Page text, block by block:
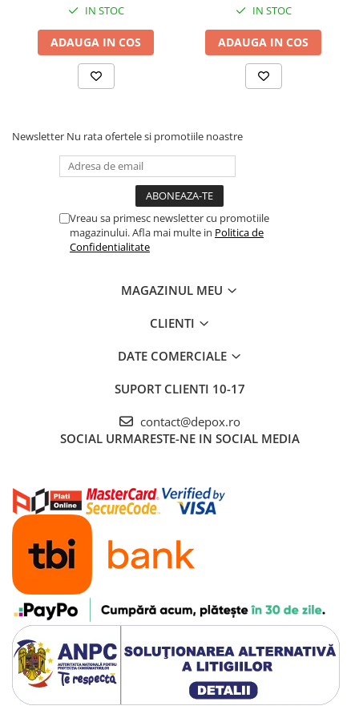
IN STOC
ADAUGA IN COS
IN STOC
ADAUGA IN COS
Newsletter Nu rata ofertele si promotiile noastre
Vreau sa primesc newsletter cu promotiile
magazinului. Afla mai multe in Politica de
Confidentialitate
MAGAZINUL MEU
CLIENTI
DATE COMERCIALE
SUPORT CLIENTI 10-17
contact@depox.ro
SOCIAL URMARESTE-NE IN SOCIAL MEDIA